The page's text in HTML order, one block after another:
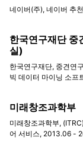
네이버(주), 네이버 추
한국연구재단
실)
한국연구재단, 중견연
빅 데이터 마이닝 소프
미래창조과학부
미래창조과학부,
어 서비스, 2013.06 -